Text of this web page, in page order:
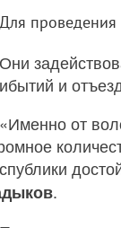
Для проведения
Они
и
«Именно от
.